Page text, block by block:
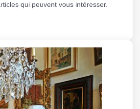
qui peuvent vous intéresser.